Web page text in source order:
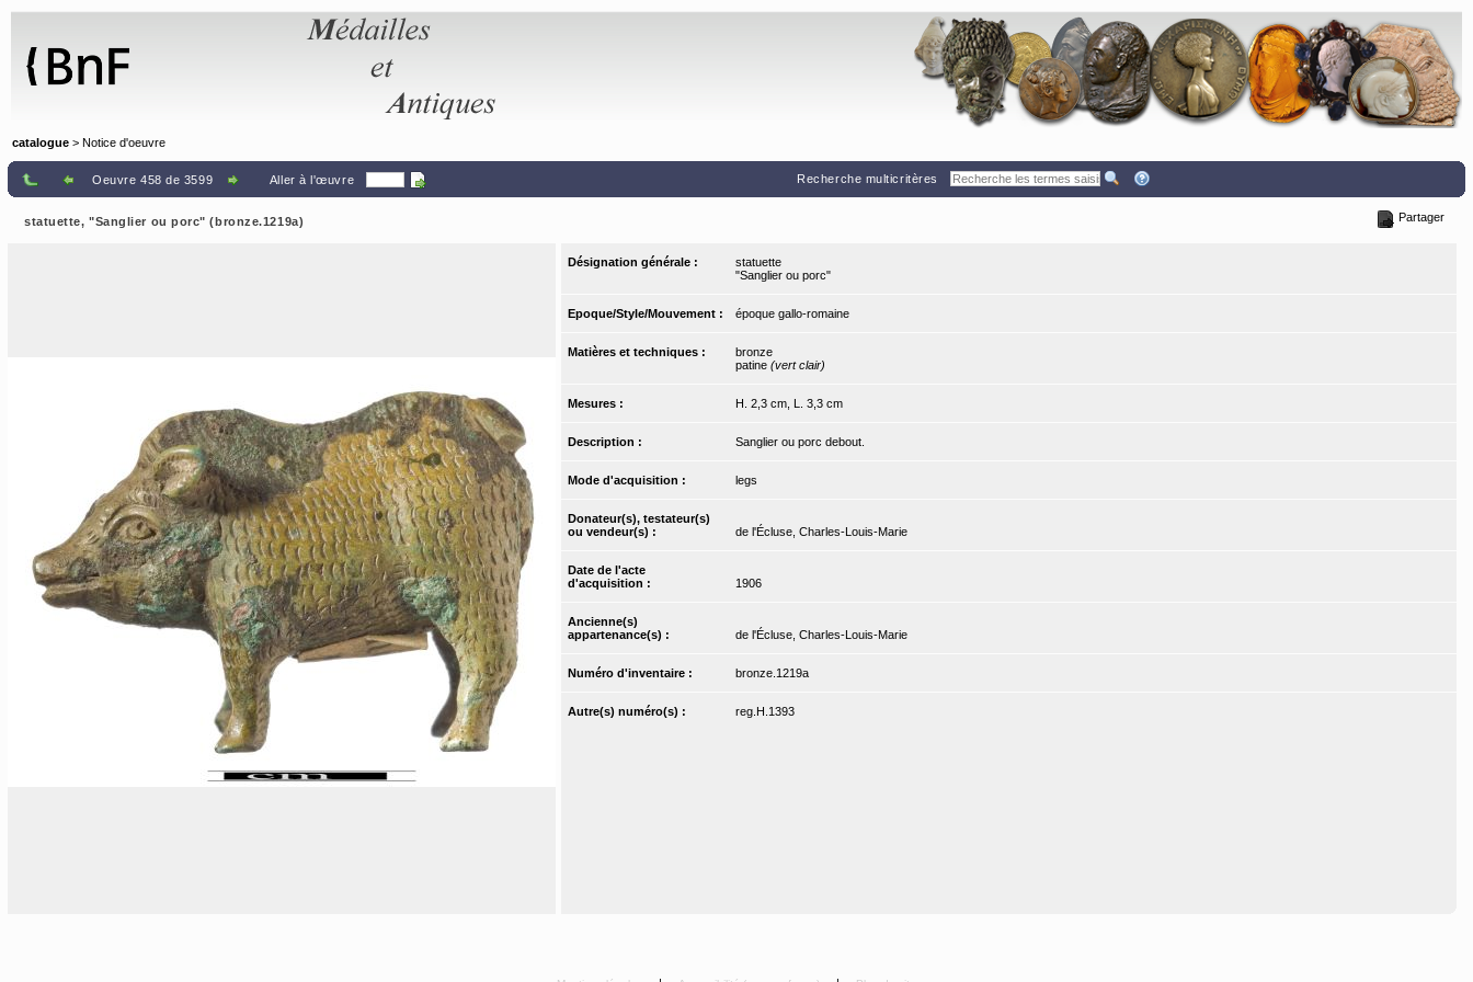
catalogue > Notice d'oeuvre
Oeuvre 458 de 3599 Aller à l'œuvre Recherche multicritères
statuette, "Sanglier ou porc" (bronze.1219a) Partager
Désignation générale :
statuette
"Sanglier ou porc"
Epoque/Style/Mouvement : époque gallo-romaine
Matières et techniques :
bronze
patine (vert clair)
Mesures : H. 2,3 cm, L. 3,3 cm
Description : Sanglier ou porc debout.
Mode d'acquisition : legs
Donateur(s), testateur(s)
ou vendeur(s) :
de l'Écluse, Charles-Louis-Marie
Date de l'acte
d'acquisition :
1906
Ancienne(s)
appartenance(s) :
de l'Écluse, Charles-Louis-Marie
Numéro d'inventaire : bronze.1219a
Autre(s) numéro(s) : reg.H.1393